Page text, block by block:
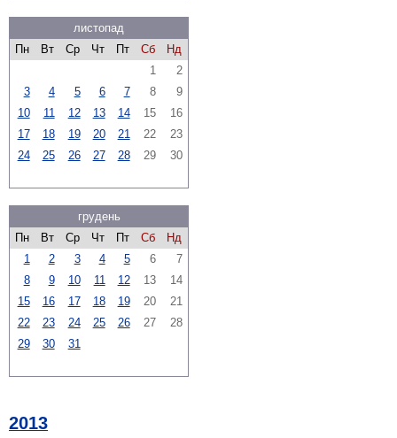
листопад
Пн
Вт Ср Чт Пт Сб
Нд
1
2
3
4 5 6 7 8
9
10
11 12 13 14 15
16
17
18 19 20 21 22
23
24
25 26 27 28 29 30
грудень
Пн
Вт Ср Чт Пт Сб
Нд
1
2 3 4 5 6
7
8
9 10 11 12 13
14
15
16 17 18 19 20
21
22
23 24 25 26 27
28
29
30 31
2013